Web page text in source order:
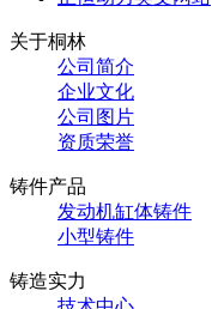
关于桐林
公司简介
企业文化
公司图片
资质荣誉
铸件产品
发动机缸体铸件
小型铸件
铸造实力